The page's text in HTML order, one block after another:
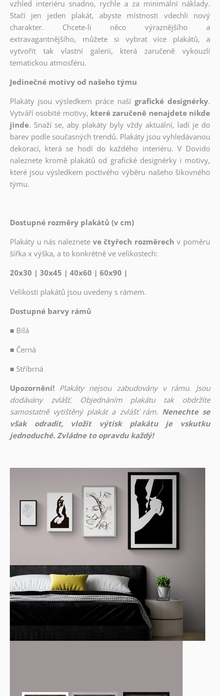
vzhled interiéru snadno, rychle a za minimální náklady.
Stačí jen jeden plakát, abyste místnosti vdechli nový
charakter. Chcete-li něco výraznějšího a
extravagantnějšího, můžete si vybrat více plakátů, a
vytvořit tak vlastní galerii, která zaručeně vykouzlí
tematickou atmosféru.
Jedinečné motivy od našeho týmu
Plakáty jsou výsledkem práce naší grafické designérky.
Vytváří osobité motivy, které zaručeně nenajdete nikde
jinde. Snaží se, aby plakáty byly vždy aktuální, ladí je do
barev podle současných trendů. Plakáty jsou vyhledávanou
dekorací, která se hodí do každého interiéru. V Dovido
naleznete kromě plakátů od grafické designérky i motivy,
které jsou výsledkem poctivého výběru našeho šikovného
týmu.
Dostupné rozměry plakátů (v cm)
Plakáty u nás naleznete ve čtyřech rozměrech v poměru
šířka x výška, a to konkrétně ve velikostech:
20x30 | 30x45 | 40x60 | 60x90 |
Velikosti plakátů jsou uvedeny s rámem.
Dostupné barvy rámů
■ Bílá
■ Černá
■ Stříbrná
Upozornění! Plakáty nejsou zabudovány v rámu. Jsou
dodávány zvlášť. Objednáním plakátu tak obdržíte
samostatně vytištěný plakát a zvlášť rám. Nenechte se
však odradit, vložit výtisk plakátu je vskutku
jednoduché. Zvládne to opravdu každý!